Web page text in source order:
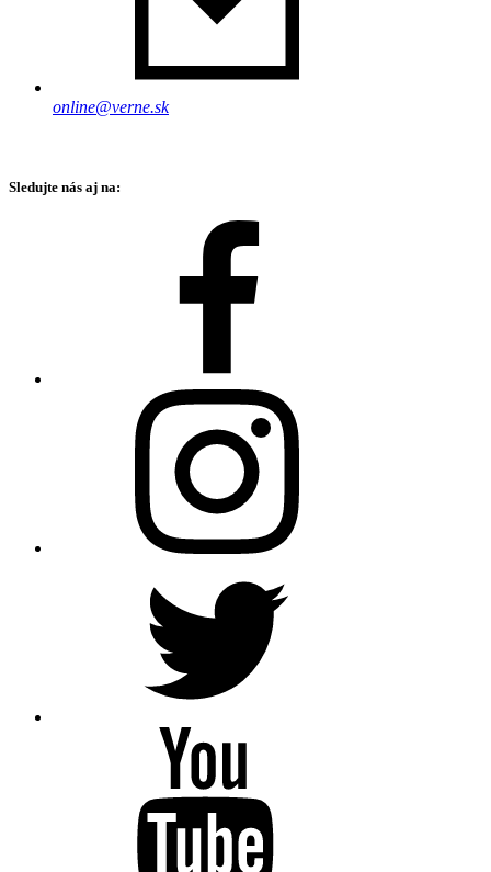
online@verne.sk
Sledujte nás aj na: